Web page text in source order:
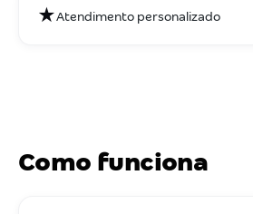
★Atendimento personalizado
Como funciona